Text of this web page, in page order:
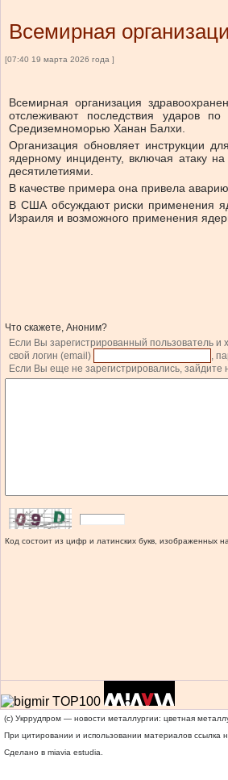
Всемирная
[07:40 19 марта 2026 года ]
Всемирная организация
отслеживают последствия ударов
Средиземноморью Ханан Балхи.
Организация обновляет инструкции
ядерному инциденту, включая атаку
десятилетиями.
В качестве примера она привела
В США обсуждают риски применения
Израиля и возможного применения
Что скажете, Аноним?
Если Вы зарегистрированный пользователь и
свой логин (email)
,
Если Вы еще не зарегистрировались, зайдите
Код состоит из цифр и латинских букв, изображенных
(c) Укррудпром — новости металлургии: цветная
При цитировании и использовании материалов ссылка
Сделано в miavia estudia.